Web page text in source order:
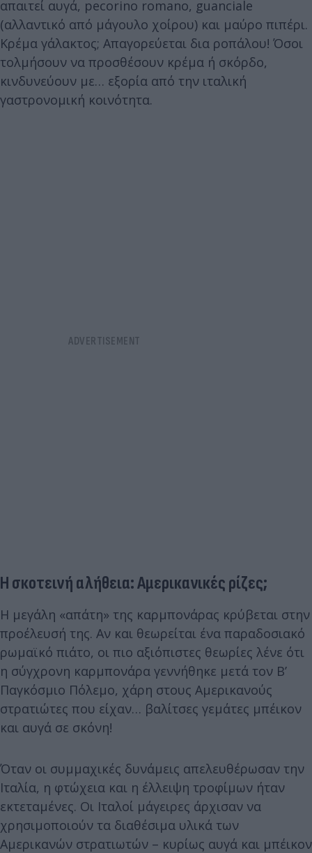
απαιτεί αυγά, pecorino romano, guanciale
(αλλαντικό από μάγουλο χοίρου) και μαύρο πιπέρι.
Κρέμα γάλακτος; Απαγορεύεται δια ροπάλου! Όσοι
τολμήσουν να προσθέσουν κρέμα ή σκόρδο,
κινδυνεύουν με… εξορία από την ιταλική
γαστρονομική κοινότητα.
Η σκοτεινή αλήθεια: Αμερικανικές ρίζες;
Η μεγάλη «απάτη» της καρμπονάρας κρύβεται στην
προέλευσή της. Αν και θεωρείται ένα παραδοσιακό
ρωμαϊκό πιάτο, οι πιο αξιόπιστες θεωρίες λένε ότι
η σύγχρονη καρμπονάρα γεννήθηκε μετά τον Β’
Παγκόσμιο Πόλεμο, χάρη στους Αμερικανούς
στρατιώτες που είχαν… βαλίτσες γεμάτες μπέικον
και αυγά σε σκόνη!
Όταν οι συμμαχικές δυνάμεις απελευθέρωσαν την
Ιταλία, η φτώχεια και η έλλειψη τροφίμων ήταν
εκτεταμένες. Οι Ιταλοί μάγειρες άρχισαν να
χρησιμοποιούν τα διαθέσιμα υλικά των
Αμερικανών στρατιωτών – κυρίως αυγά και μπέικον